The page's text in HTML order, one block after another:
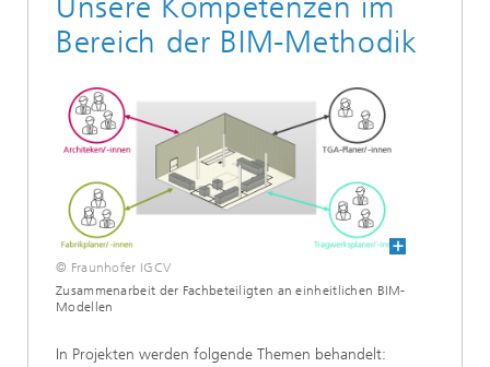
Bereich der BIM-Methodik
© Fraunhofer IGCV
Zusammenarbeit der Fachbeteiligten an einheitlichen BIM-
Modellen
In Projekten werden folgende Themen behandelt: